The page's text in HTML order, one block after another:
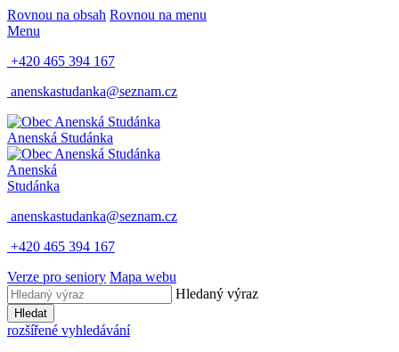
Rovnou na obsah Rovnou na menu
Menu
+420 465 394 167
anenskastudanka@seznam.cz
Anenská Studánka
Anenská
Studánka
anenskastudanka@seznam.cz
+420 465 394 167
Verze pro seniory Mapa webu
Hledaný výraz
Hledat
rozšířené vyhledávání